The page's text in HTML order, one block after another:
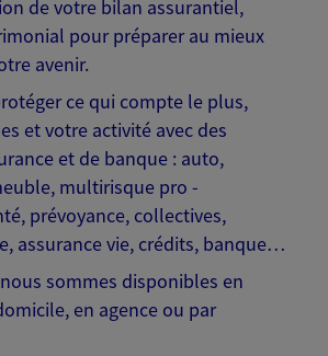
de votre bilan assurantiel,
pour préparer au mieux
avenir.
ce qui compte le plus,
et votre activité avec des
et de banque : auto,
multirisque pro -
prévoyance, collectives,
assurance vie, crédits, banque…
sommes disponibles en
en agence ou par